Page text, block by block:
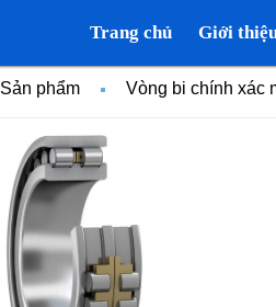
Trang chủ Giới
Sản phẩm Vòng bi chính xác